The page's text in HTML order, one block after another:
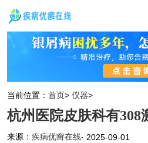
当前位置： 首页> 仪器>
杭州医院皮肤科有308
来源： 疾病优癣在线· 2025-09-01